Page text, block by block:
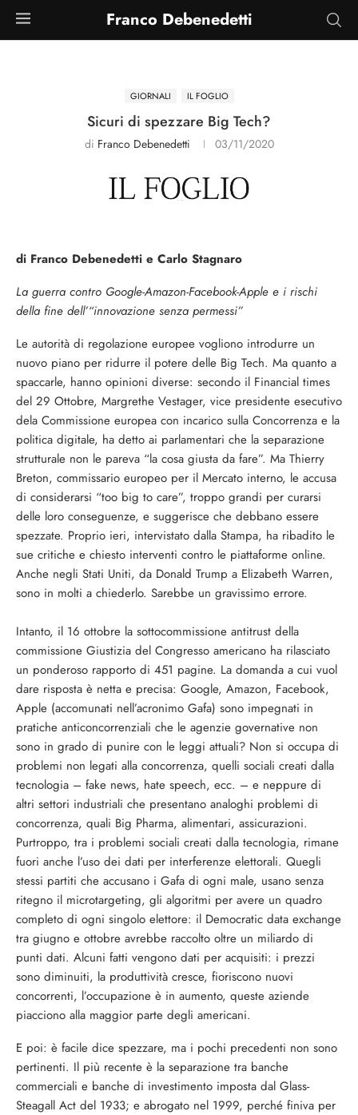
Franco Debenedetti
GIORNALI IL FOGLIO
Sicuri di spezzare Big Tech?
di Franco Debenedetti 03/11/2020
di Franco Debenedetti e Carlo Stagnaro
La guerra contro Google-Amazon-Facebook-Apple e i rischi
della fine dell’“innovazione senza permessi”
Le autorità di regolazione europee vogliono introdurre un
nuovo piano per ridurre il potere delle Big Tech. Ma quanto a
spaccarle, hanno opinioni diverse: secondo il Financial times
del 29 Ottobre, Margrethe Vestager, vice presidente esecutivo
dela Commissione europea con incarico sulla Concorrenza e la
politica digitale, ha detto ai parlamentari che la separazione
strutturale non le pareva “la cosa giusta da fare”. Ma Thierry
Breton, commissario europeo per il Mercato interno, le accusa
di considerarsi “too big to care”, troppo grandi per curarsi
delle loro conseguenze, e suggerisce che debbano essere
spezzate. Proprio ieri, intervistato dalla Stampa, ha ribadito le
sue critiche e chiesto interventi contro le piattaforme online.
Anche negli Stati Uniti, da Donald Trump a Elizabeth Warren,
sono in molti a chiederlo. Sarebbe un gravissimo errore.
Intanto, il 16 ottobre la sottocommissione antitrust della
commissione Giustizia del Congresso americano ha rilasciato
un ponderoso rapporto di 451 pagine. La domanda a cui vuol
dare risposta è netta e precisa: Google, Amazon, Facebook,
Apple (accomunati nell’acronimo Gafa) sono impegnati in
pratiche anticoncorrenziali che le agenzie governative non
sono in grado di punire con le leggi attuali? Non si occupa di
problemi non legati alla concorrenza, quelli sociali creati dalla
tecnologia – fake news, hate speech, ecc. – e neppure di
altri settori industriali che presentano analoghi problemi di
concorrenza, quali Big Pharma, alimentari, assicurazioni.
Purtroppo, tra i problemi sociali creati dalla tecnologia, rimane
fuori anche l’uso dei dati per interferenze elettorali. Quegli
stessi partiti che accusano i Gafa di ogni male, usano senza
ritegno il microtargeting, gli algoritmi per avere un quadro
completo di ogni singolo elettore: il Democratic data exchange
tra giugno e ottobre avrebbe raccolto oltre un miliardo di
punti dati. Alcuni fatti vengono dati per acquisiti: i prezzi
sono diminuiti, la produttività cresce, fioriscono nuovi
concorrenti, l’occupazione è in aumento, queste aziende
piacciono alla maggior parte degli americani.
E poi: è facile dice spezzare, ma i pochi precedenti non sono
pertinenti. Il più recente è la separazione tra banche
commerciali e banche di investimento imposta dal Glass-
Steagall Act del 1933; e abrogato nel 1999, perché finiva per